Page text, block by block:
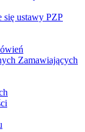
się ustawy PZP
Zamawiających